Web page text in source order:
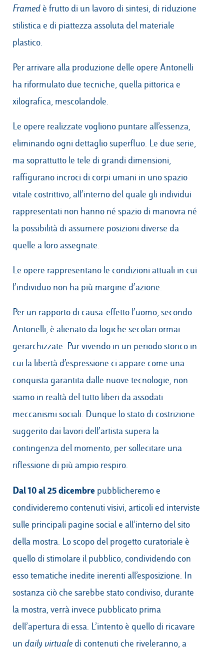
Framedè frutto di un lavoro di sintesi, di riduzione
stilistica e di piattezza assoluta del materiale
plastico.
Per arrivare alla produzione delle opere Antonelli
ha riformulato due tecniche, quella pittorica e
xilografica, mescolandole.
Le opere realizzate vogliono puntare all’essenza,
eliminando ogni dettaglio superfluo. Le due serie,
ma soprattutto le tele di grandi dimensioni,
raffigurano incroci di corpi umani in uno spazio
vitale costrittivo, all’interno del quale gli individui
rappresentati non hanno né spazio di manovra né
la possibilità di assumere posizioni diverse da
quelle a loro assegnate.
Le opere rappresentano le condizioni attuali in cui
l’individuo non ha più margine d’azione.
Per un rapporto di causa-effetto l’uomo, secondo
Antonelli, è alienato da logiche secolari ormai
gerarchizzate. Pur vivendo in un periodo storico in
cui la libertà d’espressione ci appare come una
conquista garantita dalle nuove tecnologie, non
siamo in realtà del tutto liberi da assodati
meccanismi sociali. Dunque lo stato di costrizione
suggerito dai lavori dell’artista supera la
contingenza del momento, per sollecitare una
riflessione di più ampio respiro.
Dal 10 al 25 dicembre pubblicheremo e
condivideremo contenuti visivi, articoli ed interviste
sulle principali pagine social e all’interno del sito
della mostra. Lo scopo del progetto curatoriale è
quello di stimolare il pubblico, condividendo con
esso tematiche inedite inerenti all’esposizione. In
sostanza ciò che sarebbe stato condiviso, durante
la mostra, verrà invece pubblicato prima
dell’apertura di essa. L’intento è quello di ricavare
un daily virtuale di contenuti che riveleranno, a